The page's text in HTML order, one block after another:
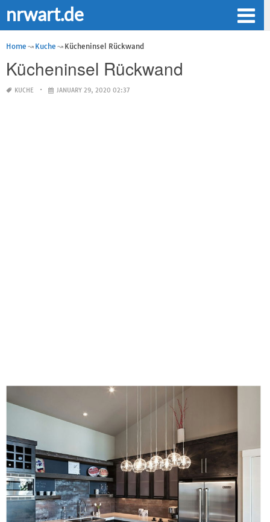
nrwart.de
Home Kuche Kücheninsel Rückwand
Kücheninsel Rückwand
KUCHE JANUARY 29, 2020 02:37